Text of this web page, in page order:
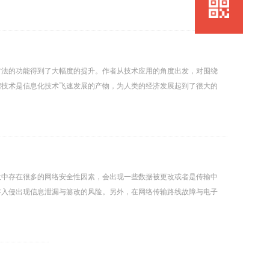
的功能得到了大幅度的提升。作者从技术应用的角度出发，对围绕
术是信息化技术飞速发展的产物，为人类的经济发展起到了很大的
存在很多的网络安全性因素，会出现一些数据被更改或者是传输中
侵出现信息泄漏与篡改的风险。另外，在网络传输路线故障与电子